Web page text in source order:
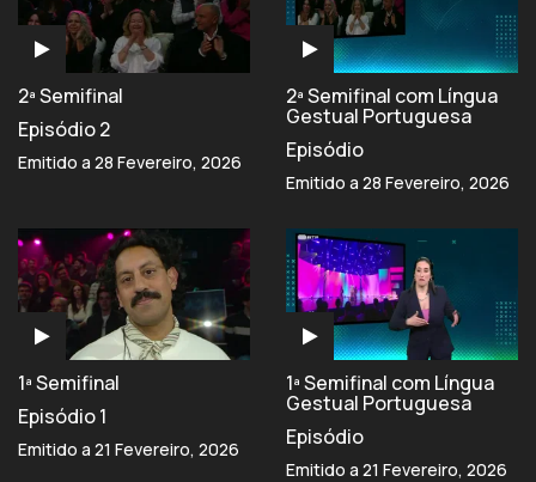
2ª Semifinal
Episódio 2
Emitido a 28 Fevereiro, 2026
2ª Semifinal com Língua
Gestual Portuguesa
Episódio
Emitido a 28 Fevereiro, 2026
1ª Semifinal
Episódio 1
Emitido a 21 Fevereiro, 2026
1ª Semifinal com Língua
Gestual Portuguesa
Episódio
Emitido a 21 Fevereiro, 2026